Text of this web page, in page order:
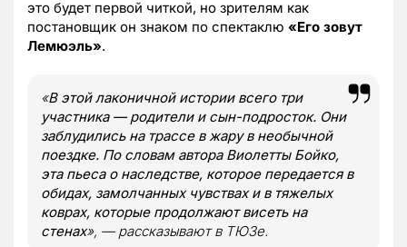
это будет первой читкой, но зрителям как
постановщик он знаком по спектаклю «Его зовут
Лемюэль».
«В этой лаконичной истории всего три
участника — родители и сын-подросток. Они
заблудились на трассе в жару в необычной
поездке. По словам автора Виолетты Бойко,
эта пьеса о наследстве, которое передается в
обидах, замолчанных чувствах и в тяжелых
коврах, которые продолжают висеть на
стенах», — рассказывают в ТЮЗе.